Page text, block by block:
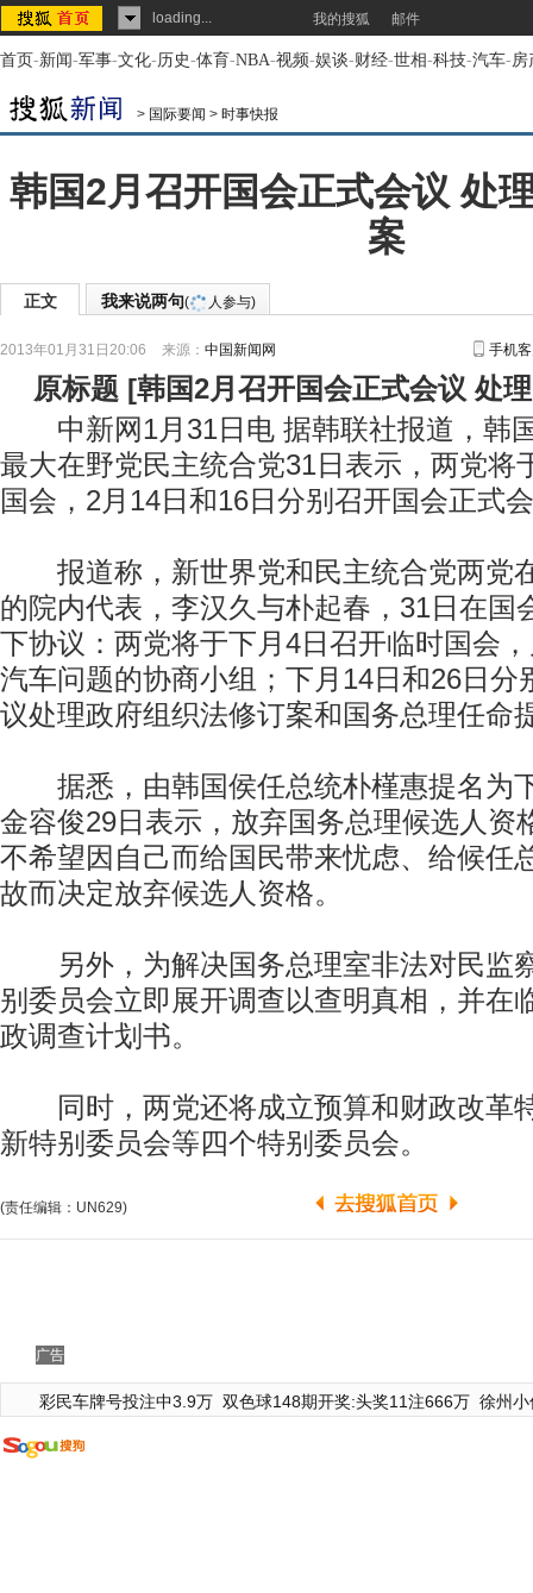
loading... 我的搜狐 邮件
首页-新闻-军事-文化-历史-体育-NBA-视频-娱谈-财经-世相-科技-汽车-房
> 国际要闻 > 时事快报
韩国2月召开国会正式会议 处
案
正文 我来说两句( 人参与)
2013年01月31日20:06 来源： 中国新闻网 手机
原标题 [韩国2月召开国会正式会议 处
中新网1月31日电 据韩联社报道，韩
最大在野党民主统合党31日表示，两党将
国会，2月14日和16日分别召开国会正式
报道称，新世界党和民主统合党两党
的院内代表，李汉久与朴起春，31日在国
下协议：两党将于下月4日召开临时国会
汽车问题的协商小组；下月14日和26日分
议处理政府组织法修订案和国务总理任命
据悉，由韩国侯任总统朴槿惠提名为
金容俊29日表示，放弃国务总理候选人资
不希望因自己而给国民带来忧虑、给候任
故而决定放弃候选人资格。
另外，为解决国务总理室非法对民监
别委员会立即展开调查以查明真相，并在
政调查计划书。
同时，两党还将成立预算和财政改革
新特别委员会等四个特别委员会。
(责任编辑：UN629)
广告
彩民车牌号投注中3.9万 双色球148期开奖:头奖11注666万 徐州